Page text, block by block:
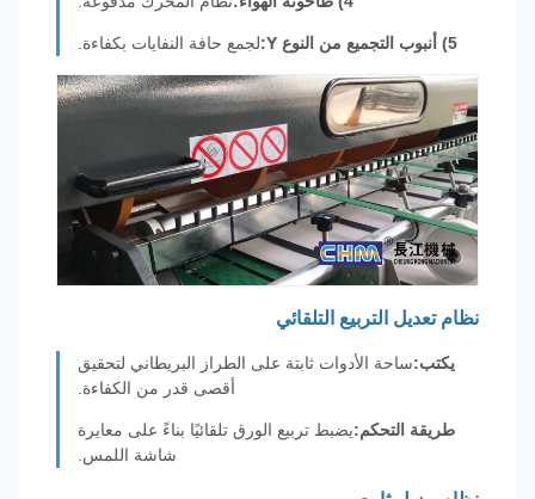
لجمع حافة النفايات بكفاءة.
نظام تعديل التربيع التلقائي
يكتب:ساحة الأدوات ثابتة على الطراز البريطاني لتحقيق
أقصى قدر من الكفاءة.
طريقة التحكم:يضبط تربيع الورق تلقائيًا بناءً على معايرة
شاشة اللمس.